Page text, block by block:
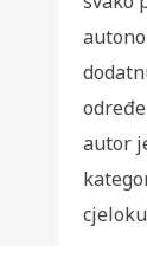
autor